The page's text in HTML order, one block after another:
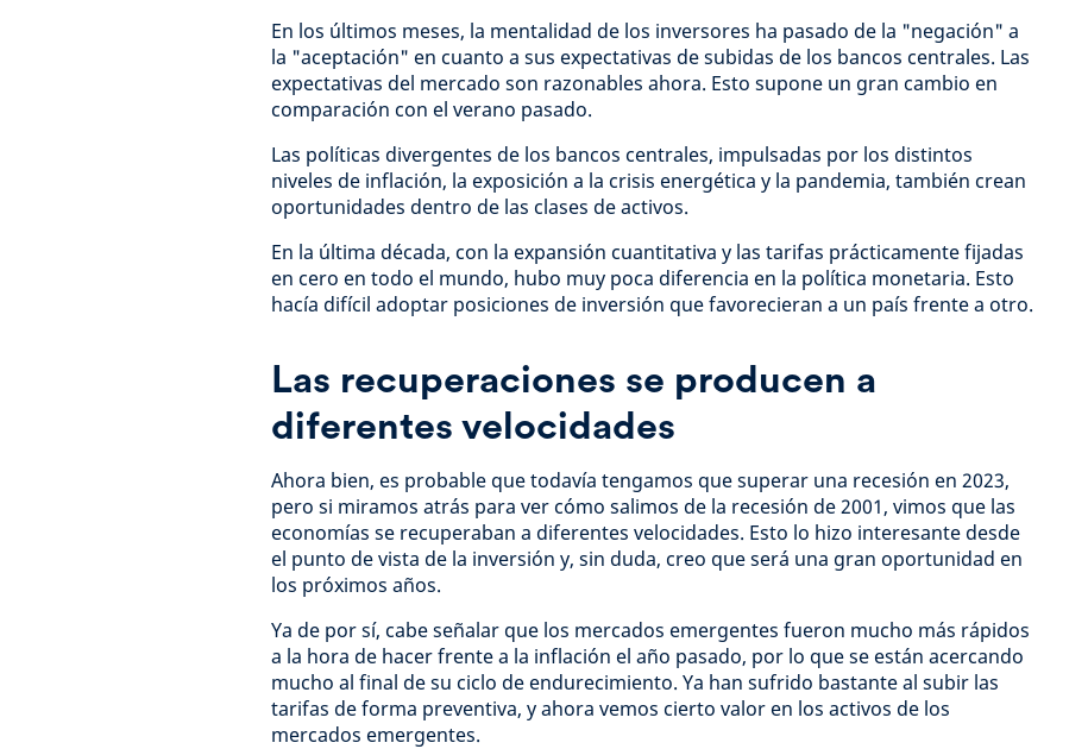
En los últimos meses, la mentalidad de los inversores ha pasado de la "negación" a
la "aceptación" en cuanto a sus expectativas de subidas de los bancos centrales. Las
expectativas del mercado son razonables ahora. Esto supone un gran cambio en
comparación con el verano pasado.
Las políticas divergentes de los bancos centrales, impulsadas por los distintos
niveles de inflación, la exposición a la crisis energética y la pandemia, también crean
oportunidades dentro de las clases de activos.
En la última década, con la expansión cuantitativa y las tarifas prácticamente fijadas
en cero en todo el mundo, hubo muy poca diferencia en la política monetaria. Esto
hacía difícil adoptar posiciones de inversión que favorecieran a un país frente a otro.
Las recuperaciones se producen a
diferentes velocidades
Ahora bien, es probable que todavía tengamos que superar una recesión en 2023,
pero si miramos atrás para ver cómo salimos de la recesión de 2001, vimos que las
economías se recuperaban a diferentes velocidades. Esto lo hizo interesante desde
el punto de vista de la inversión y, sin duda, creo que será una gran oportunidad en
los próximos años.
Ya de por sí, cabe señalar que los mercados emergentes fueron mucho más rápidos
a la hora de hacer frente a la inflación el año pasado, por lo que se están acercando
mucho al final de su ciclo de endurecimiento. Ya han sufrido bastante al subir las
tarifas de forma preventiva, y ahora vemos cierto valor en los activos de los
mercados emergentes.